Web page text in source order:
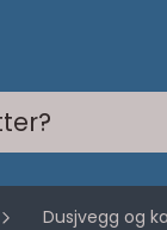
Dusjvegg og